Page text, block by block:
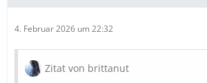
4. Februar 2026 um 22:32
Zitat von brittanut